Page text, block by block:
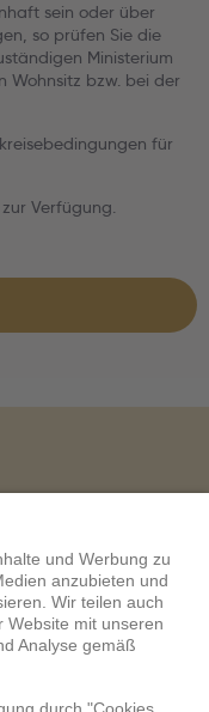
sein oder über
so prüfen Sie die
Ministerium
Wohnsitz bzw. bei der
für
Verfügung.